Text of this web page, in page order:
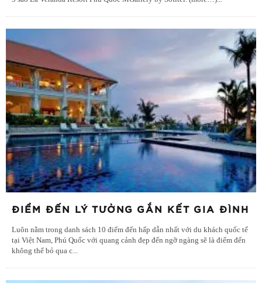
ĐIỂM ĐẾN LÝ TƯỞNG GẮN KẾT GIA ĐÌNH
Luôn nằm trong danh sách 10 điểm đến hấp dẫn nhất với du khách quốc tế
tại Việt Nam, Phú Quốc với quang cảnh đẹp đến ngỡ ngàng sẽ là điểm đến
không thể bỏ qua c...